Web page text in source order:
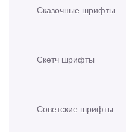
Сказочные шрифты
Скетч шрифты
Советские шрифты